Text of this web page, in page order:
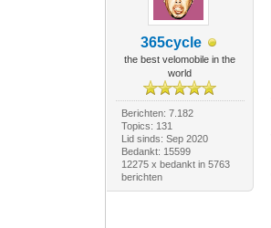
365cycle
the best velomobile in the
world
Berichten: 7.182
Topics: 131
Lid sinds: Sep 2020
Bedankt: 15599
12275 x bedankt in 5763
berichten